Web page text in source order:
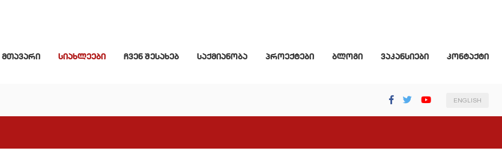
მთავარი სიახლეები ჩვენ შესახებ საქმიანობა პროექტები ბლოგი ვაკანსიები კონტაქტი
ENGLISH